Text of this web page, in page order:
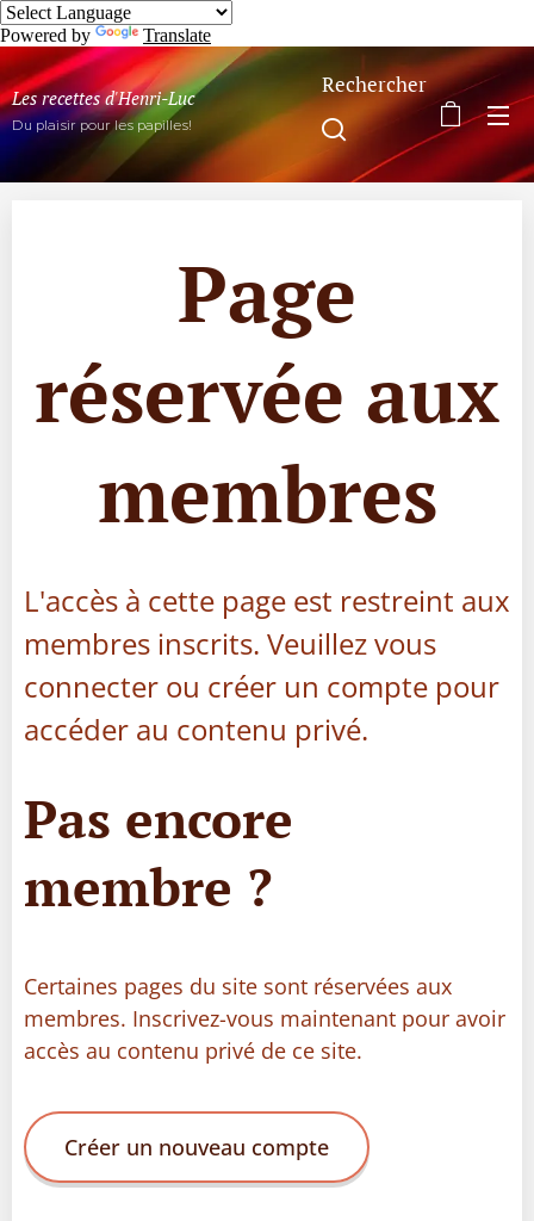
Powered by Translate
Les recettes d'Henri-Luc
Du plaisir pour les papilles!
Rechercher
Page
réservée aux
membres
L'accès à cette page est restreint aux
membres inscrits. Veuillez vous
connecter ou créer un compte pour
accéder au contenu privé.
Pas encore
membre ?
Certaines pages du site sont réservées aux
membres. Inscrivez-vous maintenant pour avoir
accès au contenu privé de ce site.
Créer un nouveau compte